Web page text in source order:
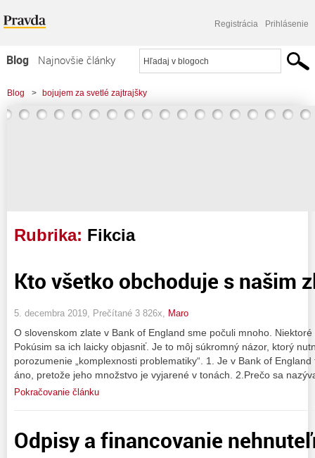
Registrácia Prihlásenie
Blog
Najnovšie články
Najčítanejšie články
Najkomentovanejšie články
Blog > bojujem za svetlé zajtrajšky
Rubrika: Fikcia
Kto všetko obchoduje s našim
5. decembra 2019, Prečítané 3 826x, Maro
O slovenskom zlate v Bank of England sme počuli mnoho.
Pokúsim sa ich laicky objasniť. Je to môj súkromný názor, ktorý
porozumenie „komplexnosti problematiky“. 1. Je v Bank of
áno, pretože jeho množstvo je vyjarené v tonách. 2.Prečo sa
Pokračovanie článku
Odpisy a financovanie